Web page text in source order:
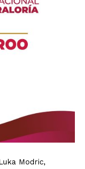
Modric,